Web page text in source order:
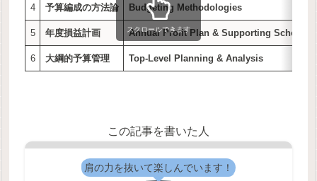
4 予算編成の方法論 Budgeting Methodologies
5 年度損益計画 Annual Profit Plan & Supporting
6 大綱的予算管理 Top-Level Planning & Analysis
スクロールできます
この記事を書いた人
肩の力を抜いて楽しんでいます！